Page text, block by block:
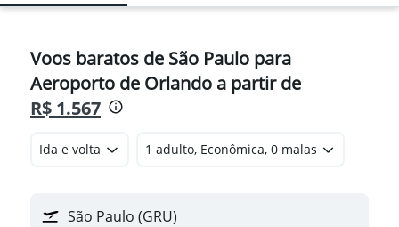
Voos baratos de São Paulo para
Aeroporto de Orlando a partir de
R$ 1.567
Ida e volta 1 adulto, Econômica, 0 malas
São Paulo (GRU)